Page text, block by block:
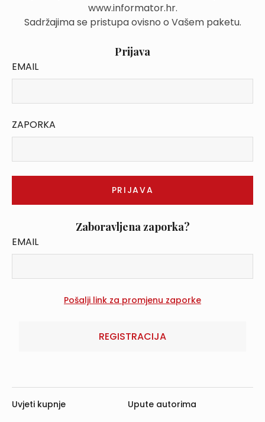
www.informator.hr.
Sadržajima se pristupa ovisno o Vašem paketu.
Prijava
EMAIL
ZAPORKA
Zaboravljena zaporka?
EMAIL
REGISTRACIJA
Uvjeti kupnje
Upute autorima